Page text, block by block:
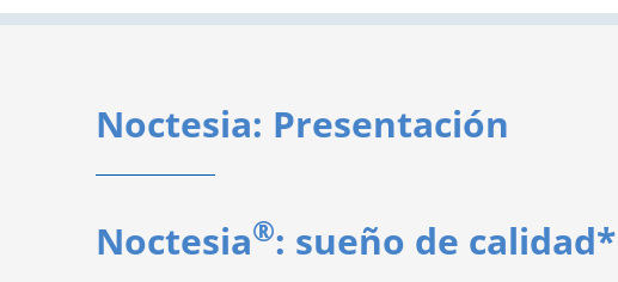
Noctesia: Presentación
Noctesia®: sueño de